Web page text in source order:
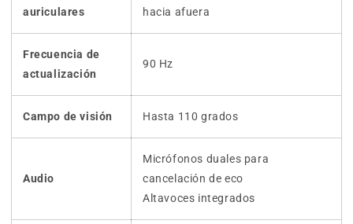
auriculares
hacia afuera
Frecuencia de
actualización
90 Hz
Campo de visión Hasta 110 grados
Audio
Micrófonos duales para
cancelación de eco
Altavoces integrados